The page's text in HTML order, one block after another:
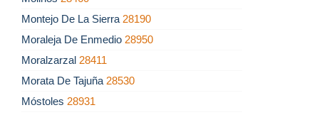
Montejo De La Sierra 28190
Moraleja De Enmedio 28950
Moralzarzal 28411
Morata De Tajuña 28530
Móstoles 28931